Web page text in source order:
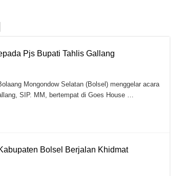
Mamonto dan Hartakni Hartawan Lulus Asesmen Sertifikasi
Harapan di Tambang Batu Hitam Tolutu Bolsel
Pjs Bupati Tahlis Gallang
Mongondow Selatan (Bolsel) menggelar acara
SIP. MM, bertempat di Goes House …
Bolsel Berjalan Khidmat